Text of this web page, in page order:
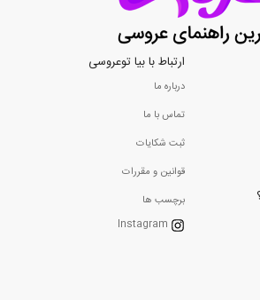
ارتباط با بیا توعروسی
درباره ما
تماس با ما
ثبت شکایات
قوانین و مقررات
برچسب ها
Instagram